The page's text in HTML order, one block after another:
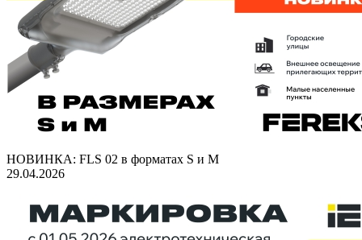
НОВИНКА: FLS 02 в форматах S и M
29.04.2026